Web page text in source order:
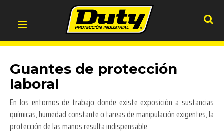
Guantes de protección
laboral
En los entornos de trabajo donde existe exposición a sustancias
químicas, humedad constante o tareas de manipulación exigentes, la
protección de las manos resulta indispensable.